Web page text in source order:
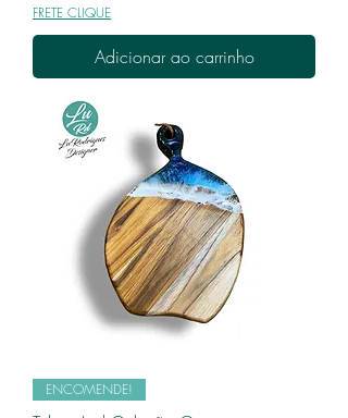
FRETE CLIQUE
Adicionar ao carrinho
ENCOMENDE!